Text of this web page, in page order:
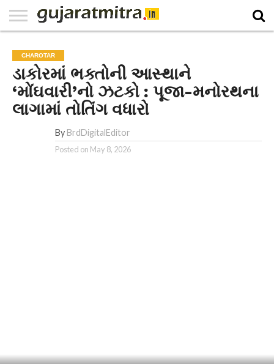
PAPER
NATIONAL
WORLD
BUSINESS
SPORTS
GUJARAT
OPINION
MORE
CHAROTAR
ડાકોરમાં ભક્તોની આસ્થાને
‘મોંઘવારી’નો ઝટકો : પૂજા-મનોરથના
લાગામાં તોતિંગ વધારો
By BrdDigitalEditor
Posted on May 8, 2026